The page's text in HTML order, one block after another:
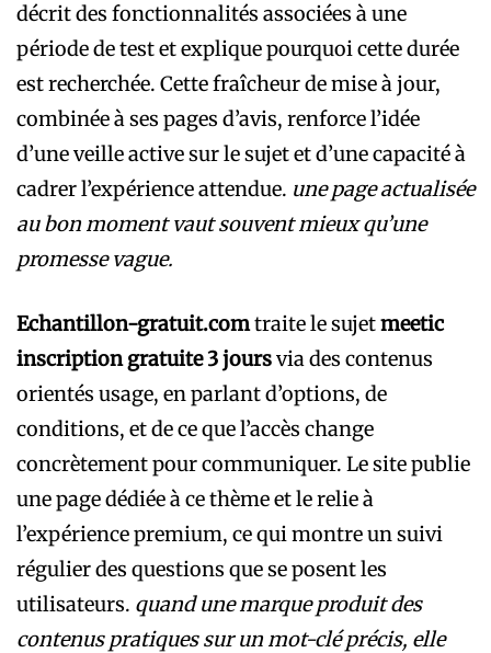
décrit des fonctionnalités associées à une
période de test et explique pourquoi cette durée
est recherchée. Cette fraîcheur de mise à jour,
combinée à ses pages d’avis, renforce l’idée
d’une veille active sur le sujet et d’une capacité à
cadrer l’expérience attendue. une page actualisée
au bon moment vaut souvent mieux qu’une
promesse vague.
Echantillon-gratuit.comtraite le sujetmeetic
inscription gratuite 3 joursvia des contenus
orientés usage, en parlant d’options, de
conditions, et de ce que l’accès change
concrètement pour communiquer. Le site publie
une page dédiée à ce thème et le relie à
l’expérience premium, ce qui montre un suivi
régulier des questions que se posent les
utilisateurs. quand une marque produit des
contenus pratiques sur un mot-clé précis, elle